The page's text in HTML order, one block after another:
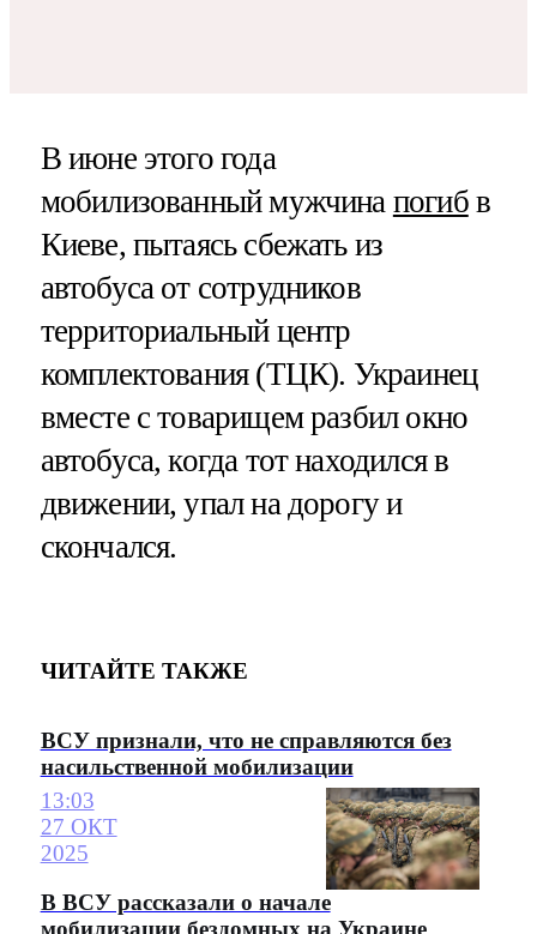
В июне этого года
мобилизованный мужчина погибв
Киеве, пытаясь сбежать из
автобуса от сотрудников
территориальный центр
комплектования (ТЦК). Украинец
вместе с товарищем разбил окно
автобуса, когда тот находился в
движении, упал на дорогу и
скончался.
ЧИТАЙТЕ ТАКЖЕ
ВСУ признали, что не справляются без
насильственной мобилизации
13:03
27 ОКТ
2025
В ВСУ рассказали о начале